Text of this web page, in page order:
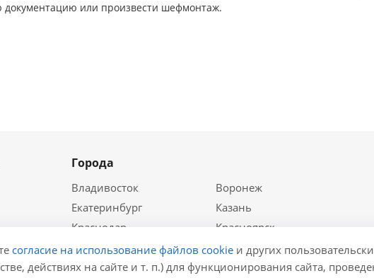
документацию или произвести шефмонтаж.
Города
Владивосток
Воронеж
Екатеринбург
Казань
Краснодар
Красноярск
Крым
Москва
Нижний Новгород
Новосибирск
согласие на использование файлов cookieи других
действиях на сайте и т. п.) для функционирования сайта,